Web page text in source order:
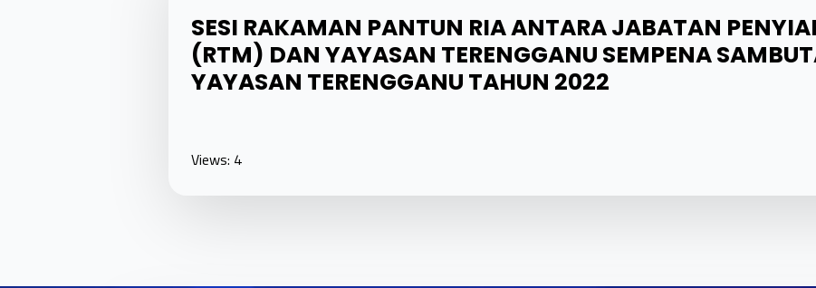
SESI RAKAMAN PANTUN RIA ANTARA JABATAN
(RTM) DAN YAYASAN TERENGGANU SEMPENA
YAYASAN TERENGGANU TAHUN 2022
Views: 4